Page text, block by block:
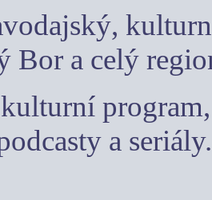
Bor a celý
a seriály.